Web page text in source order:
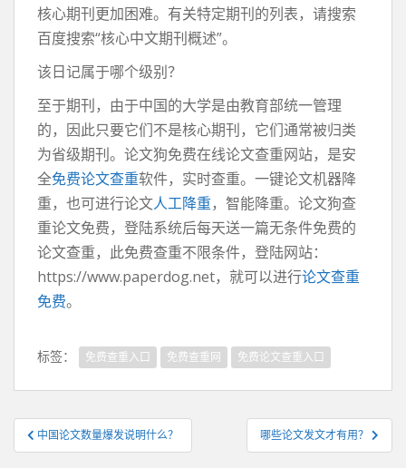
核心期刊更加困难。有关特定期刊的列表，请搜索
百度搜索“核心中文期刊概述”。
该日记属于哪个级别？
至于期刊，由于中国的大学是由教育部统一管理
的，因此只要它们不是核心期刊，它们通常被归类
为省级期刊。论文狗免费在线论文查重网站，是安
全免费论文查重软件，实时查重。一键论文机器降
重，也可进行论文人工降重，智能降重。论文狗查
重论文免费，登陆系统后每天送一篇无条件免费的
论文查重，此免费查重不限条件，登陆网站：
https://www.paperdog.net，就可以进行论文查重
免费。
标签： 免费查重入口 免费查重网 免费论文查重入口
文
章
中国论文数量爆发说明什么？ 哪些论文发文才有用？